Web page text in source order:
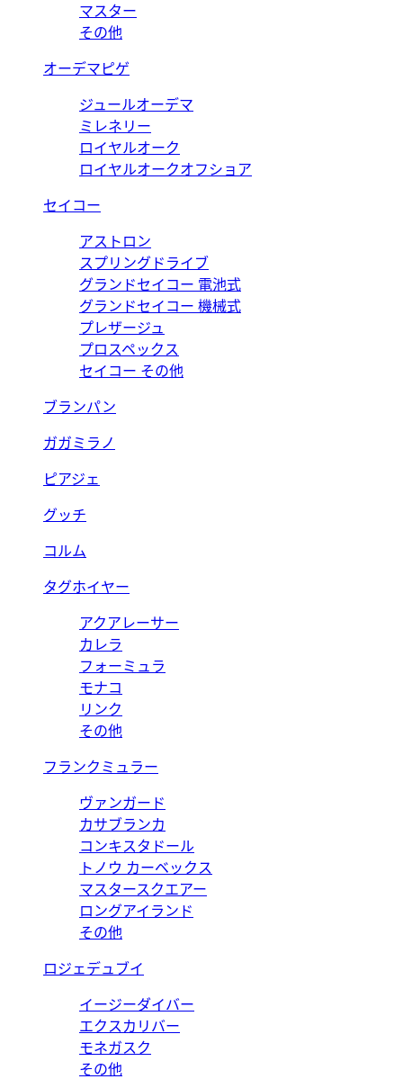
マスター
その他
オーデマピゲ
ジュールオーデマ
ミレネリー
ロイヤルオーク
ロイヤルオークオフショア
セイコー
アストロン
スプリングドライブ
グランドセイコー 電池式
グランドセイコー 機械式
プレザージュ
プロスペックス
セイコー その他
ブランパン
ガガミラノ
ピアジェ
グッチ
コルム
タグホイヤー
アクアレーサー
カレラ
フォーミュラ
モナコ
リンク
その他
フランクミュラー
ヴァンガード
カサブランカ
コンキスタドール
トノウ カーベックス
マスタースクエアー
ロングアイランド
その他
ロジェデュブイ
イージーダイバー
エクスカリバー
モネガスク
その他